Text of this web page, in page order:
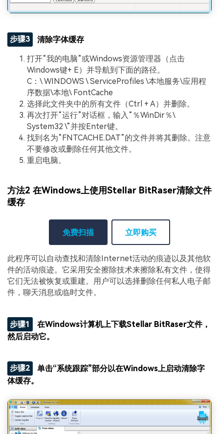
步骤3 清除字体缓存
打开“我的电脑”或Windows资源管理器（点击
Windows键+ E）并导航到下面的路径。
C：\ WINDOWS \ ServiceProfiles \本地服务\应用程
序数据\本地\ FontCache
选择此文件夹中的所有文件（Ctrl + A）并删除。
再次打开“运行”对话框，输入“％WinDir％\
System32 \”并按Enter键。
找到名为“FNTCACHE.DAT”的文件并将其删除。注意
不要修改或删除任何其他文件。
重启电脑。
方法2 在Windows上使用Stellar BitRaser清除文件
缓存
免费扫描 立即购买
此程序可以自动查找和清除Internet活动的痕迹以及其他软
件的活动痕迹。它采用安全擦除技术来擦除私有文件，使得
它们无法被恢复或重建。用户可以选择删除任何私人电子邮
件，聊天消息或临时文件。
步骤1
在Windows计算机上下载Stellar BitRaser文件，
然后启动它。
步骤2
单击“系统跟踪”部分以在Windows上启动清除字
体缓存。